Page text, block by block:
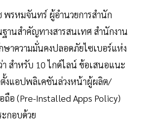
รหมจันทร์ ผู้อำนวยการสำนัก
ฐานสำคัญทางสารสนเทศ สำนักงาน
ษาความมั่นคงปลอดภัยไซเบอร์แห่ง
า สำหรับ 10 ไกด์ไลน์ ข้อเสนอแนะ
งแอปพลิเคชันล่วงหน้าผู้ผลิต/
อ (Pre-Installed Apps Policy)
กอบด้วย